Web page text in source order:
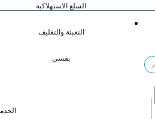
السلع الاستهلاكية
التعبئة والتغليف
بفسي